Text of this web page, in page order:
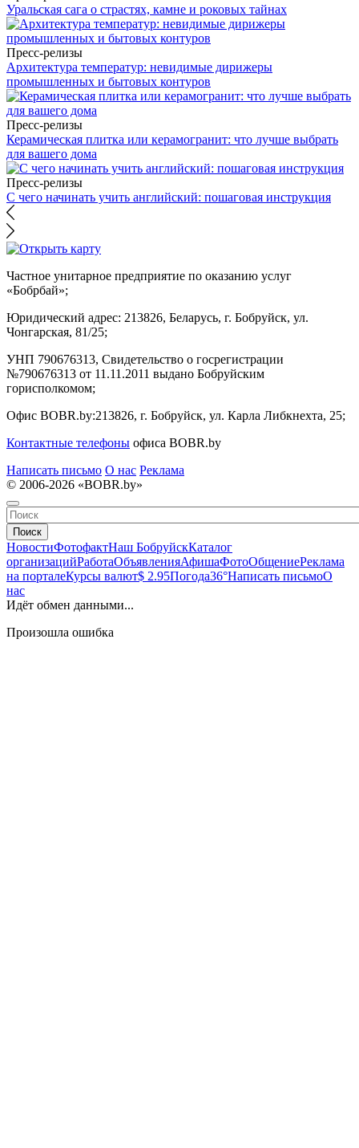
Уральская сага о страстях, камне и роковых тайнах
Пресс-релизы
Архитектура температур: невидимые дирижеры
промышленных и бытовых контуров
Пресс-релизы
Керамическая плитка или керамогранит: что лучше выбрать
для вашего дома
Пресс-релизы
С чего начинать учить английский: пошаговая инструкция
Частное унитарное предприятие по оказанию услуг
«Бобрбай»;
Юридический адрес: 213826, Беларусь, г. Бобруйск, ул.
Чонгарская, 81/25;
УНП 790676313, Свидетельство о госрегистрации
№790676313 от 11.11.2011 выдано Бобруйским
горисполкомом;
Офис BOBR.by:213826, г. Бобруйск, ул. Карла Либкнехта, 25;
Контактные телефоны офиса BOBR.by
Написать письмо О нас Реклама
© 2006-2026 «BOBR.by»
Поиск
НовостиФотофактНаш БобруйскКаталог
организацийРаботаОбъявленияАфишаФотоОбщениеРеклама
на порталеКурсы валют$ 2.95Погода36°Написать письмоО
нас
Идёт обмен данными...
Произошла ошибка